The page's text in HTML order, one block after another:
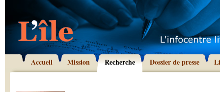
Accueil Mission Recherche Dossier de presse